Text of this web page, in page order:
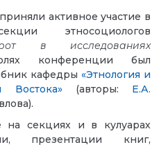
активное участие в
этносоциологов
в исследованиях
конференции был
кафедры «Этнология и
Востока»(авторы: Е.А.
на секциях и в кулуарах
презентации книг,